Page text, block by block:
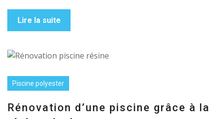
Lire la suite
Piscine polyester
Rénovation d’une piscine grâce à la